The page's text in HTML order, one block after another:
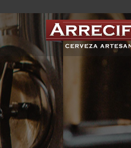
Mi cuenta